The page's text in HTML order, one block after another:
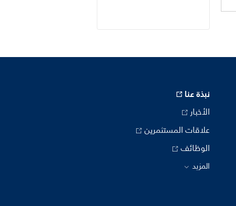
نبذة عنا
الأخبار
علاقات المستثمرين
الوظائف
المزيد